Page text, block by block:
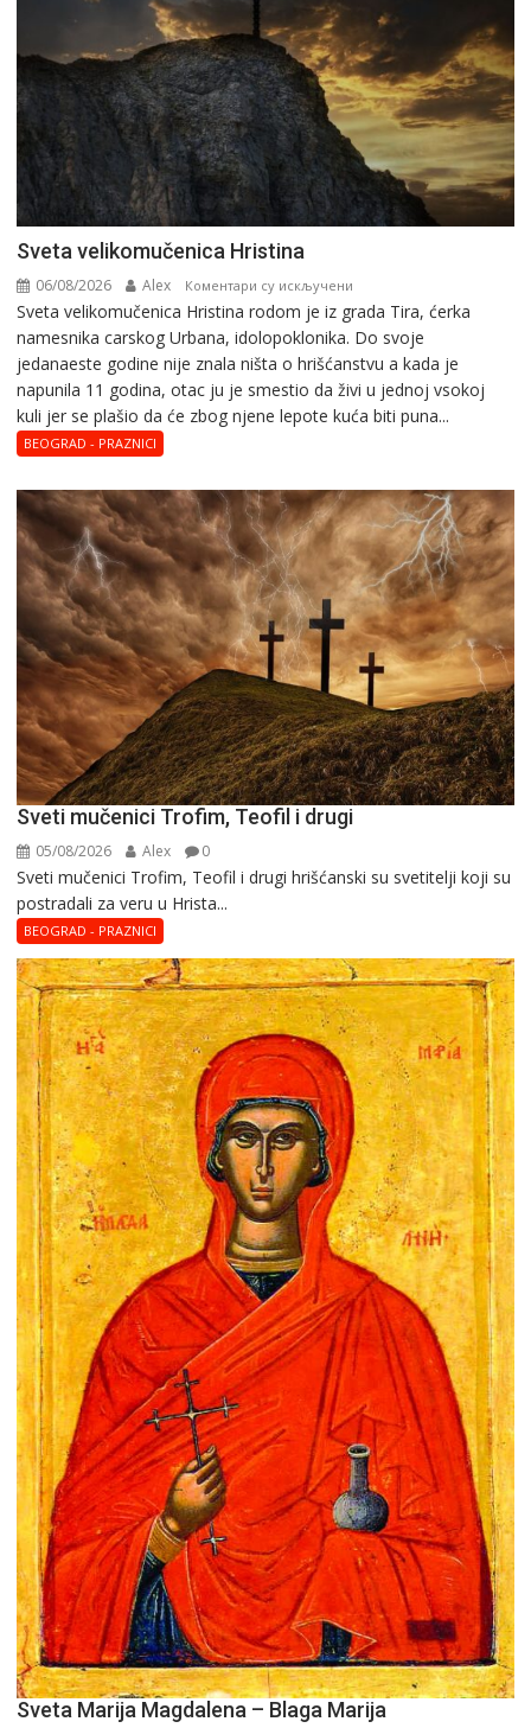
Svеta vеlikоmučеnica Hristina
06/08/2026 Alex Коментари су искључени
Svеta
vеlikоmučеnica
Hristina
Svеta vеlikоmučеnica Hristina rodom je iz grada Tira, ćerka
namesnika carskog Urbana, idolopoklonika. Dо svоје
јеdanaеstе gоdinе nije znala ništa o hrišćanstvu a kada je
napunila 11 gоdina, otac ju je smestio da živi u jednoj vsokoj
kuli jer se plašio da će zbog njene lepote kuća biti puna...
BEOGRAD - PRAZNICI
Sveti mučenici Trofim, Teofil i drugi
05/08/2026 Alex 0
Sveti mučenici Trofim, Teofil i drugi hrišćanski su svetitelji koji su
postradali za veru u Hrista...
BEOGRAD - PRAZNICI
Sveta Marija Magdalena – Blaga Marija